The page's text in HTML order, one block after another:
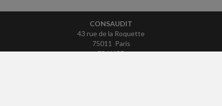
CONSAUDIT
43 rue de la Roquette
75011 Paris
FRANCE